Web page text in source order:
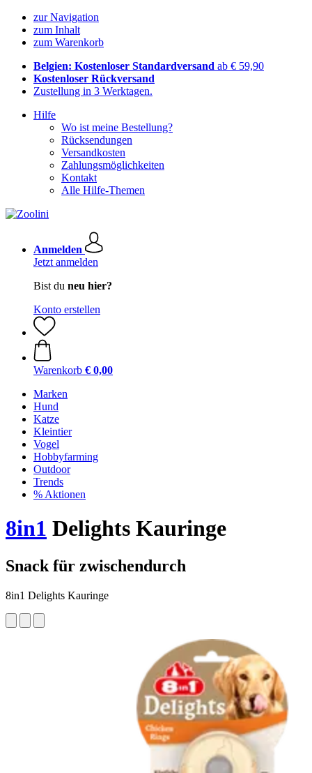
zur Navigation
zum Inhalt
zum Warenkorb
Belgien: Kostenloser Standardversand ab € 59,90
Kostenloser Rückversand
Zustellung in 3 Werktagen.
Hilfe
Wo ist meine Bestellung?
Rücksendungen
Versandkosten
Zahlungsmöglichkeiten
Kontakt
Alle Hilfe-Themen
Anmelden
Jetzt anmelden
Bist du neu hier?
Konto erstellen
Warenkorb € 0,00
Marken
Hund
Katze
Kleintier
Vogel
Hobbyfarming
Outdoor
Trends
% Aktionen
8in1 Delights Kauringe
Snack für zwischendurch
8in1 Delights Kauringe